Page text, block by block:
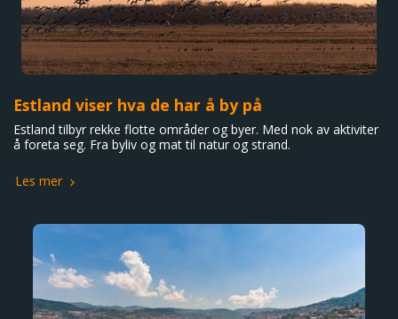
Estland viser hva de har å by på
Estland tilbyr rekke flotte områder og byer. Med nok av aktiviter
å foreta seg. Fra byliv og mat til natur og strand.
Les mer